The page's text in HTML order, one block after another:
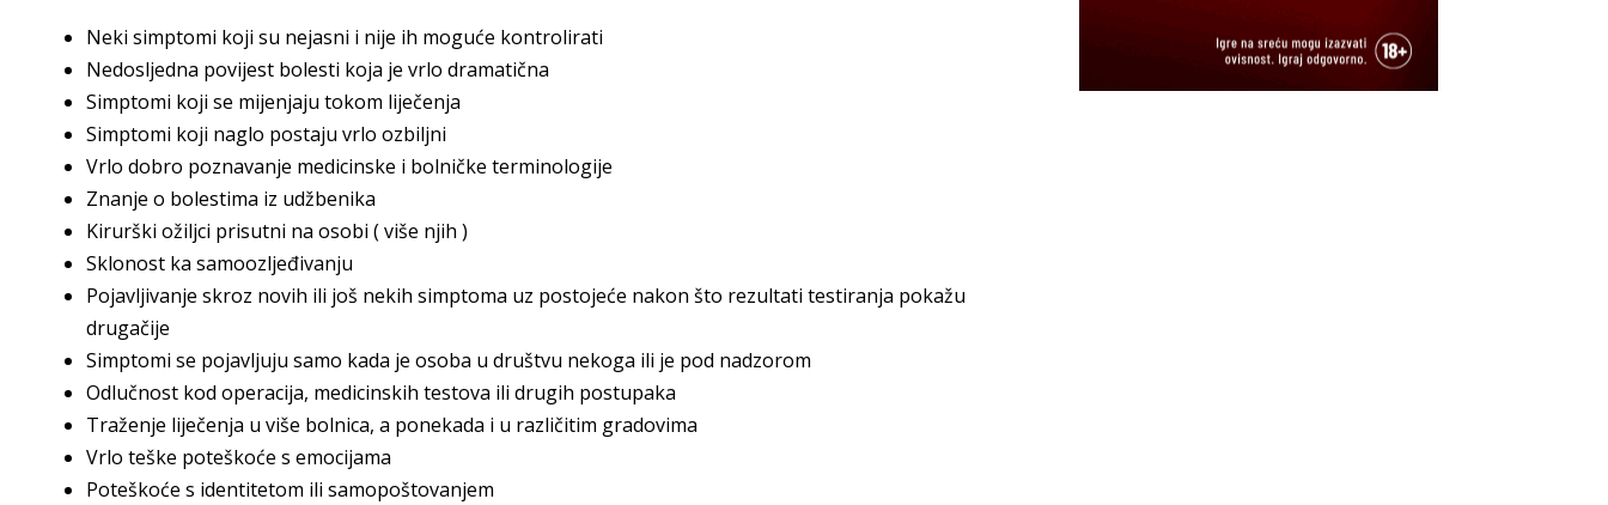
Neki simptomi koji su nejasni i nije ih moguće kontrolirati
Nedosljedna povijest bolesti koja je vrlo dramatična
Simptomi koji se mijenjaju tokom liječenja
Simptomi koji naglo postaju vrlo ozbiljni
Vrlo dobro poznavanje medicinske i bolničke terminologije
Znanje o bolestima iz udžbenika
Kirurški ožiljci prisutni na osobi ( više njih )
Sklonost ka samoozljeđivanju
Pojavljivanje skroz novih ili još nekih simptoma uz postojeće nakon što rezultati testiranja pokažu
drugačije
Simptomi se pojavljuju samo kada je osoba u društvu nekoga ili je pod nadzorom
Odlučnost kod operacija, medicinskih testova ili drugih postupaka
Traženje liječenja u više bolnica, a ponekada i u različitim gradovima
Vrlo teške poteškoće s emocijama
Poteškoće s identitetom ili samopoštovanjem